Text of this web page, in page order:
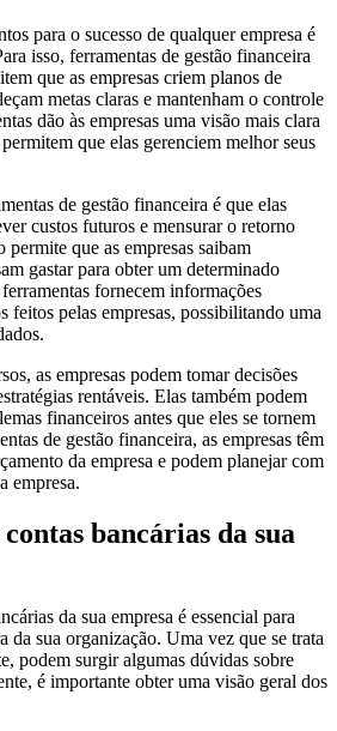
para o sucesso de qualquer empresa é
isso, ferramentas de gestão financeira
que as empresas criem planos de
metas claras e mantenham o controle
dão às empresas uma visão mais clara
que elas gerenciem melhor seus
de gestão financeira é que elas
custos futuros e mensurar o retorno
que as empresas saibam
gastar para obter um determinado
fornecem informações
feitos pelas empresas, possibilitando uma
as empresas podem tomar decisões
rentáveis. Elas também podem
financeiros antes que eles se tornem
de gestão financeira, as empresas têm
da empresa e podem planejar com
empresa.
bancárias da sua
da sua empresa é essencial para
da sua organização. Uma vez que se trata
podem surgir algumas dúvidas sobre
é importante obter uma visão geral dos